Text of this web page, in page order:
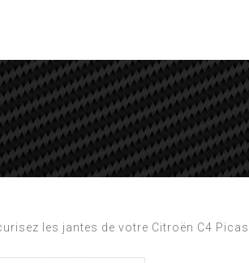
les jantes de votre Citroën C4